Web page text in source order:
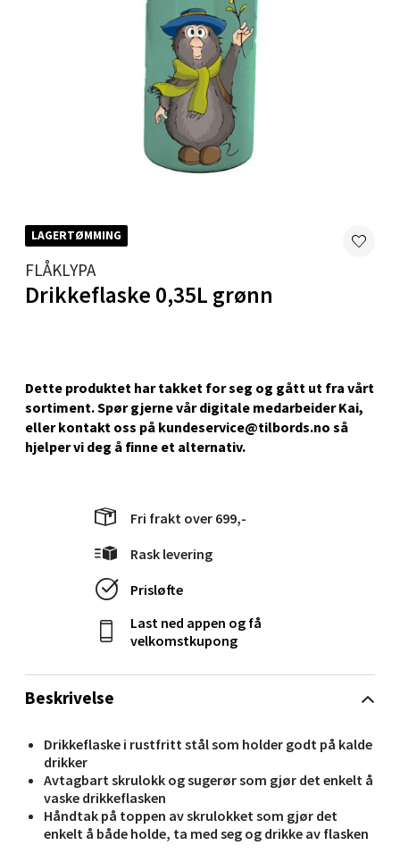
LAGERTØMMING
FLÅKLYPA
Drikkeflaske 0,35L grønn
Dette produktet har takket for seg og gått ut fra vårt
sortiment. Spør gjerne vår digitale medarbeider Kai,
eller kontakt oss på kundeservice@tilbords.no så
hjelper vi deg å ﬁnne et alternativ.
Beskrivelse
Drikkeflaske i rustfritt stål som holder godt på kalde
drikker
Avtagbart skrulokk og sugerør som gjør det enkelt å
vaske drikkeflasken
Håndtak på toppen av skrulokket som gjør det
enkelt å både holde, ta med seg og drikke av flasken
Fri frakt over 699,-
Rask levering
Prisløfte
Last ned appen og få
velkomstkupong
Karmsund - Thon Senter Oasen
Austbøvegen 16, 5542 Karmsund
0 i butikk
Senter
Gartnerveien 16, 4016 Stavanger
Åpent i dag 10-18
Stavanger og Sandnes - Kvadrat
Åpent i dag 10-18
0 i butikk
Velg
Bergen - Thon Senter Lagunen